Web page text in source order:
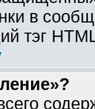
в
тэг